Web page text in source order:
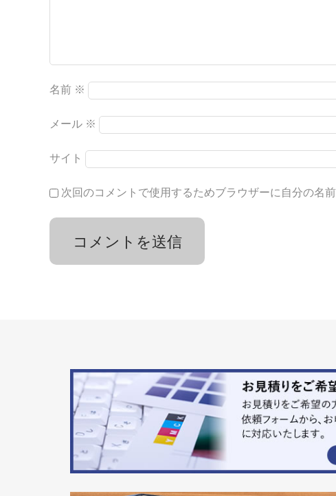
名前 ※
メール ※
サイト
次回のコメントで使用するためブラウザーに自分の名